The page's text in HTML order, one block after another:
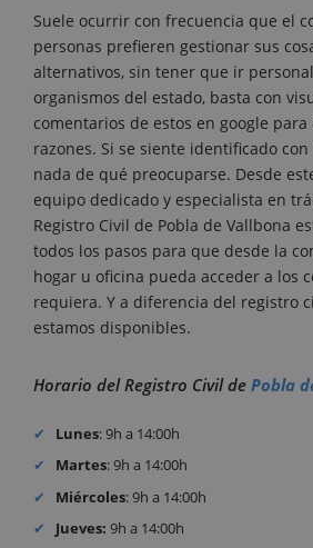
Suele ocurrir con frecuencia que el
personas prefieren gestionar sus
alternativos, sin tener que ir
organismos del estado, basta con
comentarios de estos en google
razones. Si se siente identificado
nada de qué preocuparse. Desde
equipo dedicado y especialista en
Registro Civil de Pobla de Vallbona
todos los pasos para que desde la
hogar u oficina pueda acceder a los
requiera. Y a diferencia del registro
estamos disponibles.
Horario del Registro Civil de Pobla
Lunes: 9h a 14:00h
Martes: 9h a 14:00h
Miércoles: 9h a 14:00h
Jueves: 9h a 14:00h